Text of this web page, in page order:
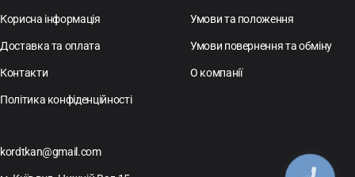
Корисна інформація Умови та положення
Доставка та оплата Умови повернення та обміну
Контакти О компанії
Політика конфіденційності
kordtkan@gmail.com